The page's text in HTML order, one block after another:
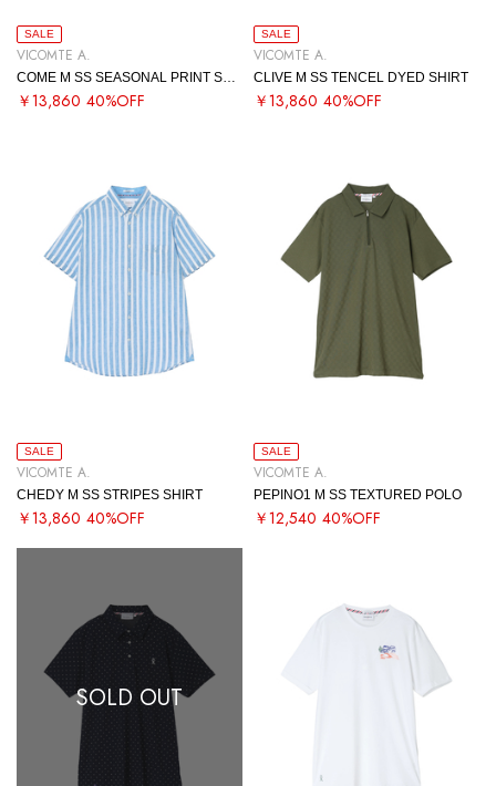
SALE
VICOMTE A.
￥13,860 40%OFF
SALE
VICOMTE A.
CLIVE M SS TENCEL DYED SHIRT
￥13,860 40%OFF
SALE
VICOMTE A.
CHEDY M SS STRIPES SHIRT
￥13,860 40%OFF
SALE
VICOMTE A.
PEPINO1 M SS TEXTURED POLO
￥12,540 40%OFF
SOLD OUT